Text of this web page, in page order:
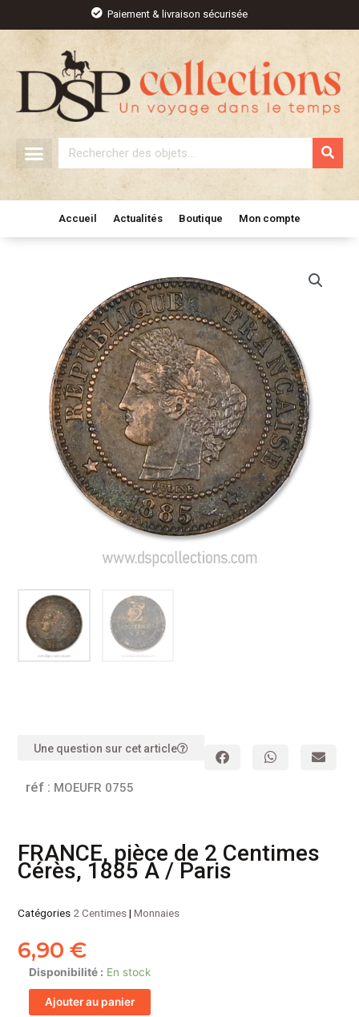
contenu
Paiement & livraison sécurisée
Rechercher
Accueil Actualités Boutique Mon compte
Une question sur cet article
réf : MOEUFR 0755
FRANCE, pièce de 2 Centimes
Cérès, 1885 A / Paris
Catégories 2 Centimes|Monnaies
6,90€
Disponibilité : En stock
quantité
de
FRANCE,Ajouter au panier